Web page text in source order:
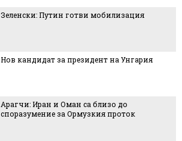
Зеленски: Путин готви мобилизация
Нов кандидат за президент на Унгария
Арагчи: Иран и Оман са близо до
споразумение за Ормузкия проток